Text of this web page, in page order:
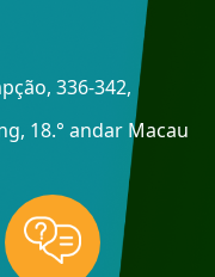
336-342,
18.° andar Macau